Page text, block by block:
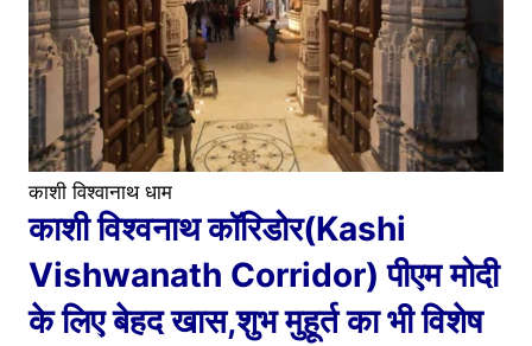
काशी विश्वानाथ धाम
काशी विश्वनाथ कॉरिडोर(Kashi
Vishwanath Corridor) पीएम मोदी
के लिए बेहद खास,शुभ मुहूर्त का भी विशेष